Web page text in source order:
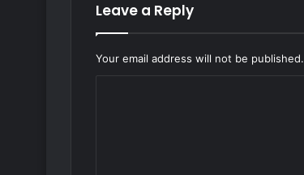
Leave a Reply
Your email address will not be published.